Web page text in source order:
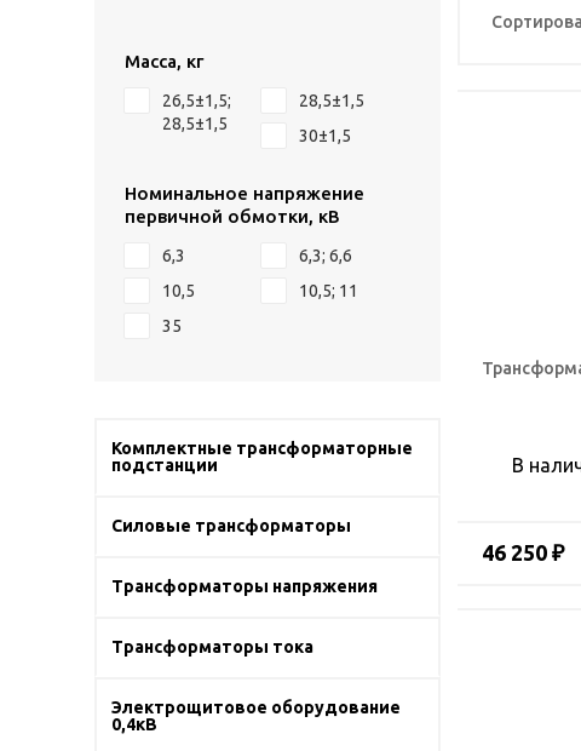
Масса, кг
26,5±1,5;
28,5±1,5
28,5±1,5
30±1,5
Номинальное напряжение
первичной обмотки, кВ
6,3
6,3; 6,6
10,5
10,5; 11
35
Комплектные трансформаторные
подстанции
Силовые трансформаторы
Трансформаторы напряжения
Трансформаторы тока
Электрощитовое оборудование
0,4кВ
В
46 250 ₽